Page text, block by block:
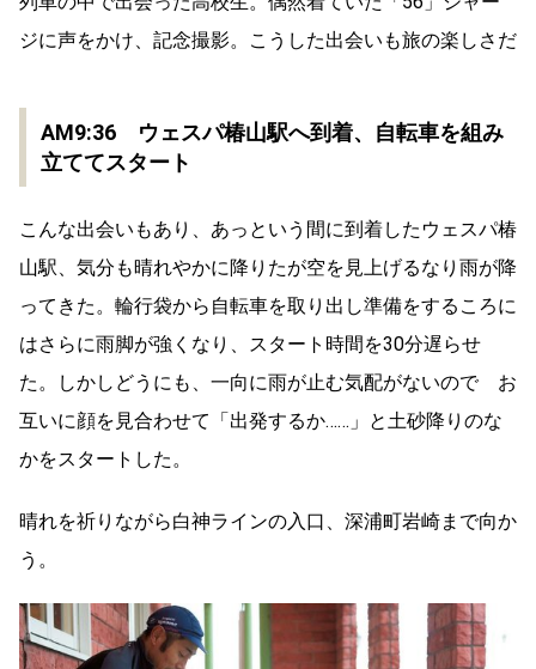
ジに声をかけ、記念撮影。こうした出会いも旅の楽しさだ
AM9:36 ウェスパ椿山駅へ到着、自転車を組み
立ててスタート
こんな出会いもあり、あっという間に到着したウェスパ椿
山駅、気分も晴れやかに降りたが空を見上げるなり雨が降
ってきた。輪行袋から自転車を取り出し準備をするころに
はさらに雨脚が強くなり、スタート時間を30分遅らせ
た。しかしどうにも、一向に雨が止む気配がないので お
互いに顔を見合わせて「出発するか……」と土砂降りのな
かをスタートした。
晴れを祈りながら白神ラインの入口、深浦町岩崎まで向か
う。